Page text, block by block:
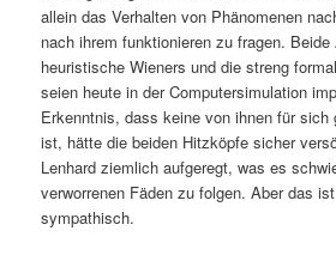
allein das Verhalten von Phänomenen
nach ihrem funktionieren zu fragen.
heuristische Wieners und die streng
seien heute in der Computersimulation
Erkenntnis, dass keine von ihnen für sich
ist, hätte die beiden Hitzköpfe sicher
Lenhard ziemlich aufgeregt, was es
verworrenen Fäden zu folgen. Aber das
sympathisch.